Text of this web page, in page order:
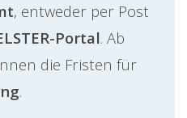
, entweder per Post
Portal. Ab
die Fristen für
.